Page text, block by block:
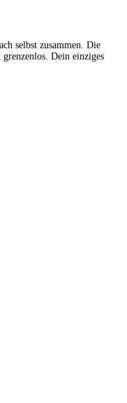
selbst zusammen. Die
Dein einziges